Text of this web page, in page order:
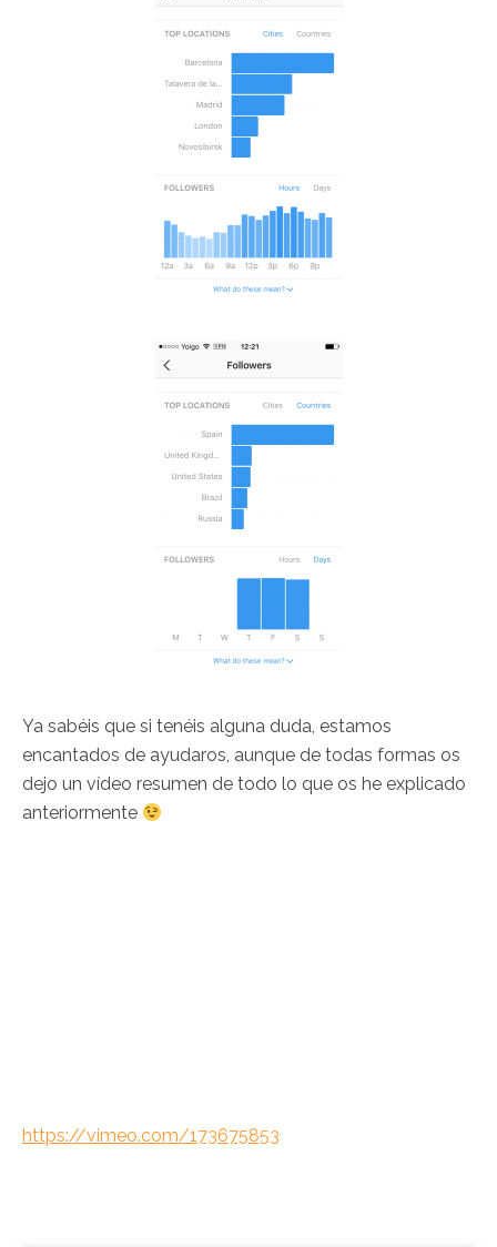
Ya sabéis que si tenéis alguna duda, estamos
encantados de ayudaros, aunque de todas formas os
dejo un vídeo resumen de todo lo que os he explicado
anteriormente
https://vimeo.com/173675853